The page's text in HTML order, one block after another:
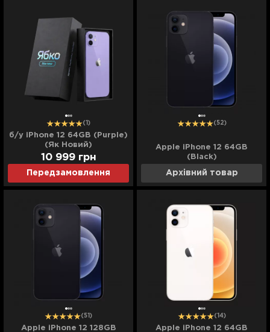
(1)
б/у iPhone 12 64GB (Purple)
(Як Новий)
Передзамовлення
10 999 грн
(52)
Apple iPhone 12 64GB
(Black)
Архівний товар
(51)
Apple iPhone 12 128GB
(14)
Apple iPhone 12 64GB